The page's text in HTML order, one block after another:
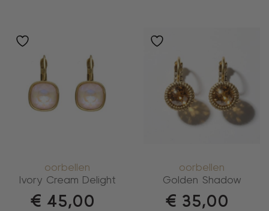
oorbellen
Ivory Cream Delight
€ 45,00
oorbellen
Golden Shadow
€ 35,00